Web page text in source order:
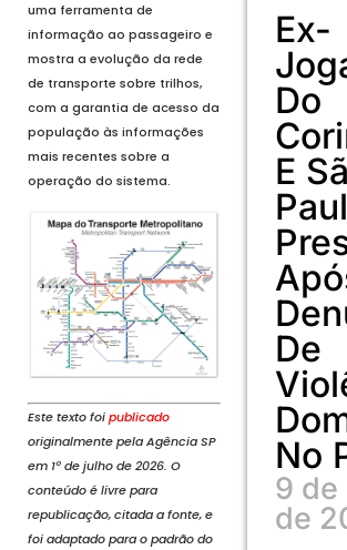
uma ferramenta de
informação ao passageiro e
mostra a evolução da rede
de transporte sobre trilhos,
com a garantia de acesso da
população às informações
mais recentes sobre a
operação do sistema.
Este texto foipublicado
originalmente pela Agência SP
em 1º de julho de 2026. O
conteúdo é livre para
republicação, citada a fonte, e
foi adaptado para o padrão do
Ex-
Do
E
De
No
9 de
de